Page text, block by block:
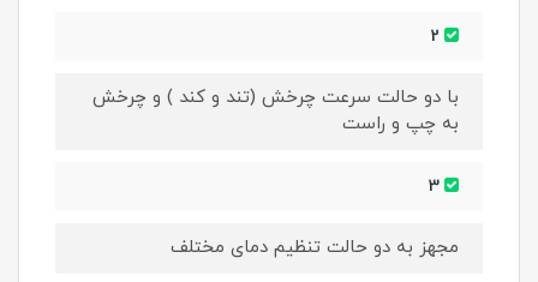
با دو حالت سرعت چرخش (تند و کند ) و چرخش
به چپ و راست
مجهز به دو حالت تنظیم دمای مختلف